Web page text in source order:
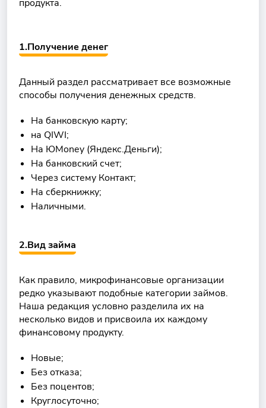
продукта.
1.Получение денег
Данный раздел рассматривает все возможные
способы получения денежных средств.
На банковскую карту;
на QIWI;
На ЮMoney (Яндекс.Деньги);
На банковский счет;
Через систему Контакт;
На сберкнижку;
Наличными.
2.Вид займа
Как правило, микрофинансовые организации
редко указывают подобные категории займов.
Наша редакция условно разделила их на
несколько видов и присвоила их каждому
финансовому продукту.
Новые;
Без отказа;
Без поцентов;
Круглосуточно;